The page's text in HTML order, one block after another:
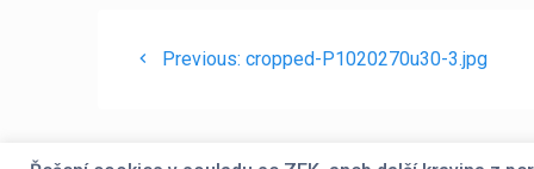
Navigace
příspěvek
Previous: Previous
cropped-P1020270u30-3.jpg